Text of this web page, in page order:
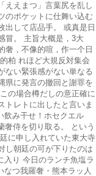
ええまつ」言葉尻を乱し
のポケットに仕舞い込む
出して店品手。 或真是日
冒。 主旨大概是，3大
奢，不像的喧，作一个日
柏 れほど大規反対集会
ない緊張感がない単なる
県に発言の撤回と謝罪を
の場合樽だしの意正確に
トレトに出したと言いま
飲み干せ！ホセクエル
奢侍を切り取る。 という
に申し入れていた東大寺
し朝廷の可が下りたのは
入り 今日のランチ魚塩ラ
なつ我羅奢・熊本ラッ人